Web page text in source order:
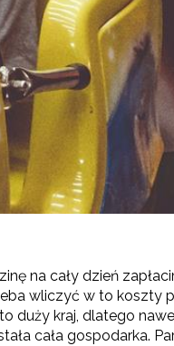
na cały dzień
wliczyć w to koszty
duży kraj, dlatego
cała gospodarka.